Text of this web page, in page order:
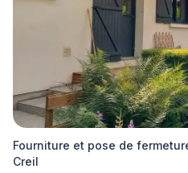
Fourniture et pose de
Creil